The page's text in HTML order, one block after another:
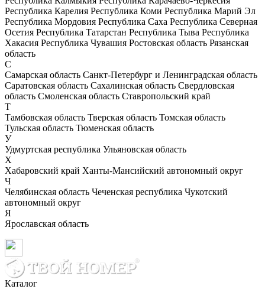
Республика Карелия Республика Коми Республика Марий Эл
Республика Мордовия Республика Саха Республика Северная
Осетия Республика Татарстан Республика Тыва Республика
Хакасия Республика Чувашия Ростовская область Рязанская
область
С
Самарская область Санкт-Петербург и Ленинградская область
Саратовская область Сахалинская область Свердловская
область Смоленская область Ставропольский край
Т
Тамбовская область Тверская область Томская область
Тульская область Тюменская область
У
Удмуртская республика Ульяновская область
Х
Хабаровский край Ханты-Мансийский автономный округ
Ч
Челябинская область Чеченская республика Чукотский
автономный округ
Я
Ярославская область
Каталог